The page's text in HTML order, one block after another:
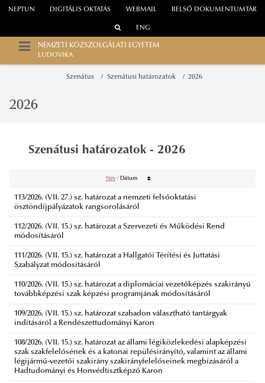
WEBMAIL
NEPTUN DIGITÁLIS OKTATÁS BELSŐ DOKUMENTUMTÁR
ENG
NEMZETI KÖZSZOLGÁLATI EGYETEM
LUDOVIKA
Szenátus Szenátusi határozatok 2026
2026
Szenátusi határozatok - 2026
Név/ Dátum
113/2026. (VII. 27.) sz. határozat a nemzeti felsőoktatási
ösztöndíjpályázatok rangsorolásáról
112/2026. (VII. 15.) sz. határozat a Szervezeti és Működési Rend
módosításáról
111/2026. (VII. 15.) sz. határozat a Hallgatói Térítési és Juttatási
Szabályzat módosításáról
110/2026. (VII. 15.) sz. határozat a diplomáciai vezetőképzés szakirányú
továbbképzési szak képzési programjának módosításáról
109/2026. (VII. 15.) sz. határozat szabadon választható tantárgyak
indításáról a Rendészettudományi Karon
108/2026. (VII. 15.) sz. határozat az állami légiközlekedési alapképzési
szak szakfelelősének és a katonai repülésirányító, valamint az állami
légijármű-vezetői szakirány szakirányfelelőseinek megbízásáról a
Hadtudományi és Honvédtisztképző Karon